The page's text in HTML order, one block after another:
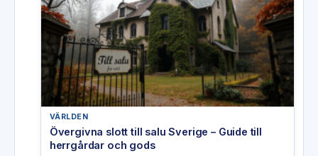
VÄRLDEN
Övergivna slott till salu Sverige – Guide till
herrgårdar och gods